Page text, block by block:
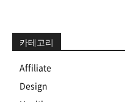
카테고리
Affiliate
Design